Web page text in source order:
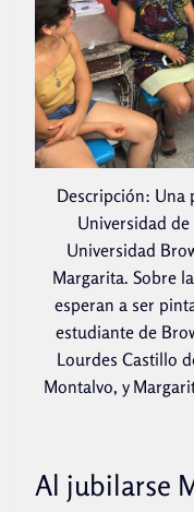
Descripción: Una
Universidad
Universidad
Margarita. Sobre
esperan a ser
estudiante de
Lourdes Castillo
Montalvo, y
Al jubilarse